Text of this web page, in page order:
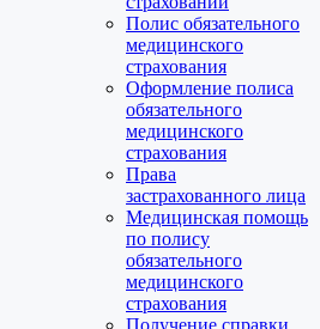
Полис обязательного
медицинского
страхования
Оформление полиса
обязательного
медицинского
страхования
Права
застрахованного лица
Медицинская помощь
по полису
обязательного
медицинского
страхования
Получение справки